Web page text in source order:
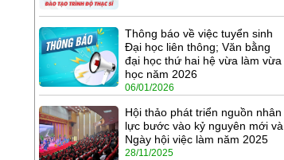
Thông báo về việc tuyển sinh
Đại học liên thông; Văn bằng
đại học thứ hai hệ vừa làm vừa
học năm 2026
06/01/2026
Hội thảo phát triển nguồn nhân
lực bước vào kỷ nguyên mới và
Ngày hội việc làm năm 2025
28/11/2025